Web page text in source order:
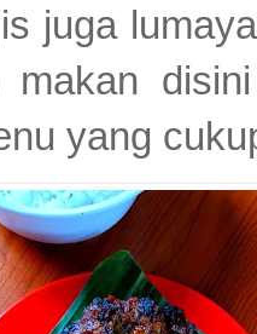
juga
makan
yang